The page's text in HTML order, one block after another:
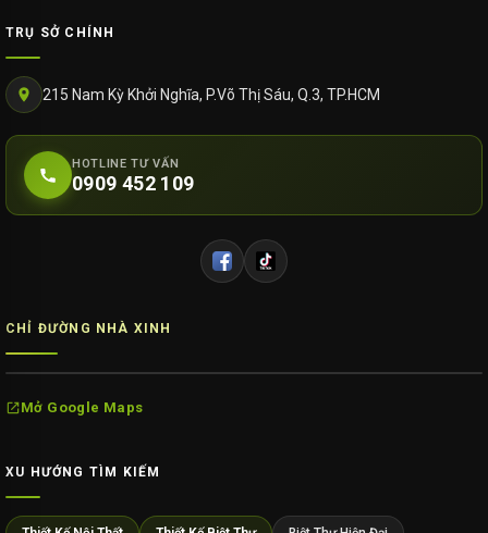
TRỤ SỞ CHÍNH
215 Nam Kỳ Khởi Nghĩa, P.Võ Thị Sáu, Q.3, TP.HCM
HOTLINE TƯ VẤN
0909 452 109
CHỈ ĐƯỜNG NHÀ XINH
Mở Google Maps
XU HƯỚNG TÌM KIẾM